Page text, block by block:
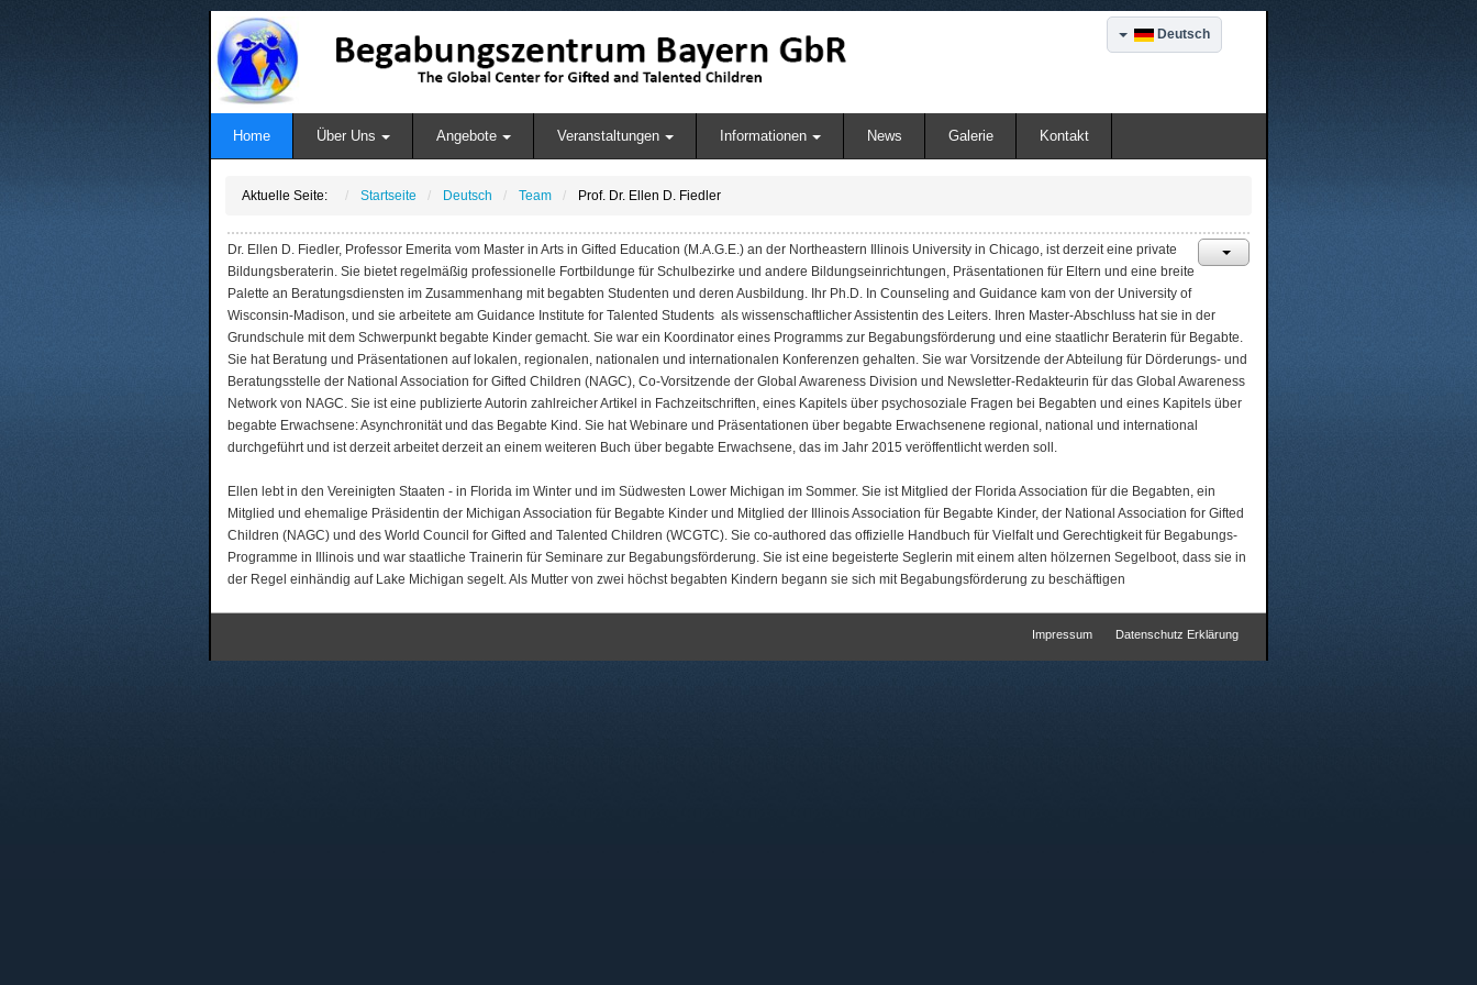
Deutsch
Home Über Uns Angebote Veranstaltungen Informationen News Galerie Kontakt
Aktuelle Seite: Startseite Deutsch Team Prof. Dr. Ellen D. Fiedler
Dr. Ellen D. Fiedler, Professor Emerita vom Master in Arts in Gifted Education (M.A.G.E.) an der Northeastern Illinois University in Chicago, ist derzeit eine private
Bildungsberaterin. Sie bietet regelmäßig professionelle Fortbildunge für Schulbezirke und andere Bildungseinrichtungen, Präsentationen für Eltern und eine breite
Palette an Beratungsdiensten im Zusammenhang mit begabten Studenten und deren Ausbildung. Ihr Ph.D. In Counseling and Guidance kam von der University of
Wisconsin-Madison, und sie arbeitete am Guidance Institute for Talented Students als wissenschaftlicher Assistentin des Leiters. Ihren Master-Abschluss hat sie in der
Grundschule mit dem Schwerpunkt begabte Kinder gemacht. Sie war ein Koordinator eines Programms zur Begabungsförderung und eine staatlichr Beraterin für Begabte.
Sie hat Beratung und Präsentationen auf lokalen, regionalen, nationalen und internationalen Konferenzen gehalten. Sie war Vorsitzende der Abteilung für Dörderungs- und
Beratungsstelle der National Association for Gifted Children (NAGC), Co-Vorsitzende der Global Awareness Division und Newsletter-Redakteurin für das Global Awareness
Network von NAGC. Sie ist eine publizierte Autorin zahlreicher Artikel in Fachzeitschriften, eines Kapitels über psychosoziale Fragen bei Begabten und eines Kapitels über
begabte Erwachsene: Asynchronität und das Begabte Kind. Sie hat Webinare und Präsentationen über begabte Erwachsenene regional, national und international
durchgeführt und ist derzeit arbeitet derzeit an einem weiteren Buch über begabte Erwachsene, das im Jahr 2015 veröffentlicht werden soll.
Ellen lebt in den Vereinigten Staaten - in Florida im Winter und im Südwesten Lower Michigan im Sommer. Sie ist Mitglied der Florida Association für die Begabten, ein
Mitglied und ehemalige Präsidentin der Michigan Association für Begabte Kinder und Mitglied der Illinois Association für Begabte Kinder, der National Association for Gifted
Children (NAGC) und des World Council for Gifted and Talented Children (WCGTC). Sie co-authored das offizielle Handbuch für Vielfalt und Gerechtigkeit für Begabungs-
Programme in Illinois und war staatliche Trainerin für Seminare zur Begabungsförderung. Sie ist eine begeisterte Seglerin mit einem alten hölzernen Segelboot, dass sie in
der Regel einhändig auf Lake Michigan segelt. Als Mutter von zwei höchst begabten Kindern begann sie sich mit Begabungsförderung zu beschäftigen
Impressum Datenschutz Erklärung